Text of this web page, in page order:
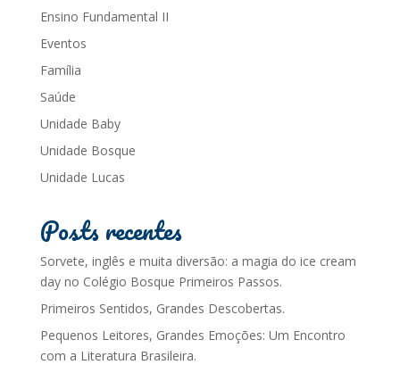
Ensino Fundamental II
Eventos
Família
Saúde
Unidade Baby
Unidade Bosque
Unidade Lucas
Posts recentes
Sorvete, inglês e muita diversão: a magia do ice cream
day no Colégio Bosque Primeiros Passos.
Primeiros Sentidos, Grandes Descobertas.
Pequenos Leitores, Grandes Emoções: Um Encontro
com a Literatura Brasileira.